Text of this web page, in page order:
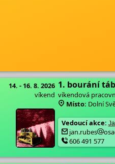
14. - 16. 8. 2026
víkend
1. bourání
víkendová
Místo: Dolní
Vedoucí akce:
jan.rubes
606 491 577